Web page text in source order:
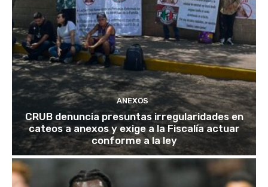
ANEXOS
CRUB denuncia presuntas irregularidades en
cateos a anexos y exige a la Fiscalía actuar
conforme a la ley